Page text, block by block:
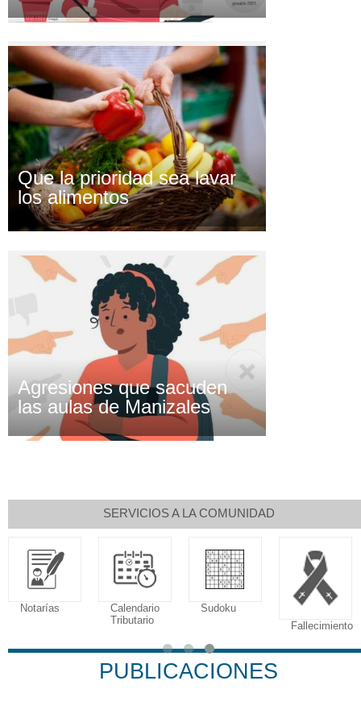
Que la prioridad sea lavar
los alimentos
Agresiones que sacuden
las aulas de Manizales
SERVICIOS A LA COMUNIDAD
Notarías
Calendario
Tributario
Sudoku
Fallecimiento
PUBLICACIONES